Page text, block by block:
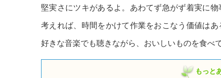
堅実さにツキがあるよ。あわてず急がず着実に
考えれば、時間をかけて作業をおこなう価値は
好きな音楽でも聴きながら、おいしいものを食べ
もっと